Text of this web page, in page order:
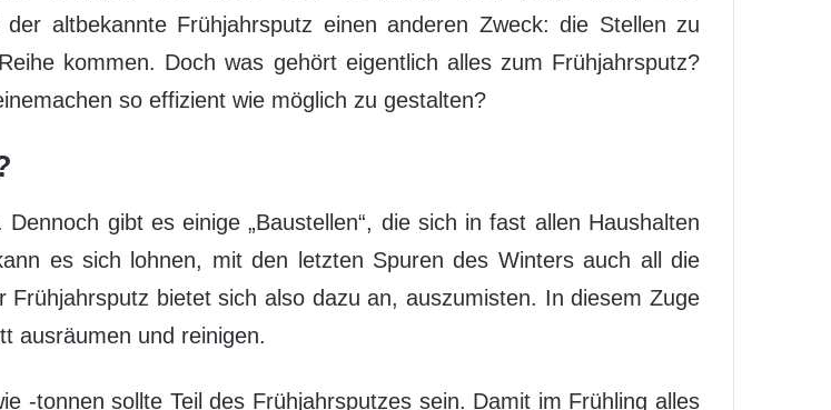
altbekannte Frühjahrsputz einen anderen Zweck: die Stellen zu
kommen. Doch was gehört eigentlich alles zum Frühjahrsputz?
so effizient wie möglich zu gestalten?
gibt es einige „Baustellen“, die sich in fast allen Haushalten
es sich lohnen, mit den letzten Spuren des Winters auch all die
bietet sich also dazu an, auszumisten. In diesem Zuge
ausräumen und reinigen.
-tonnen sollte Teil des Frühjahrsputzes sein. Damit im Frühling alles